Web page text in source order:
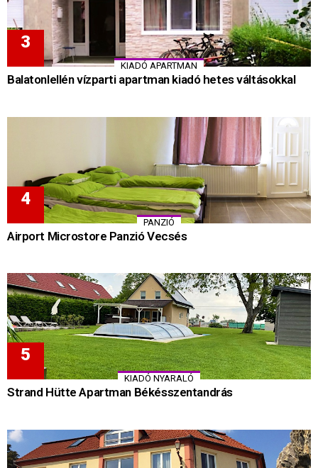
KIADÓ APARTMAN
Balatonlellén vízparti apartman kiadó hetes váltásokkal
PANZIÓ
Airport Microstore Panzió Vecsés
KIADÓ NYARALÓ
Strand Hütte Apartman Békésszentandrás